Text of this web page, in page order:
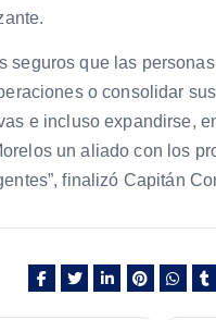
seguros que las
o consolidar
e incluso expandirse,
un aliado con los
finalizó Capitán